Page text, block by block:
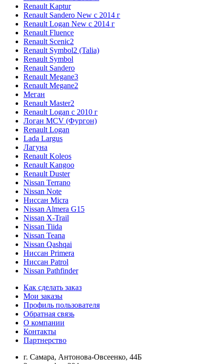
Renault Kaptur
Renault Sandero New с 2014 г
Renault Logan New с 2014 г
Renault Fluence
Renault Scenic2
Renault Symbol2 (Talia)
Renault Symbol
Renault Sandero
Renault Megane3
Renault Megane2
Меган
Renault Master2
Renault Logan c 2010 г
Логан МСV (Фургон)
Renault Logan
Lada Largus
Лагуна
Renault Koleos
Renault Kangoo
Renault Duster
Nissan Terrano
Nissan Note
Ниссан Micra
Nissan Almera G15
Nissan X-Trail
Nissan Tiida
Nissan Teana
Nissan Qashqai
Ниссан Primera
Ниссан Patrol
Nissan Pathfinder
Как сделать заказ
Мои заказы
Профиль пользователя
Обратная связь
О компании
Контакты
Партнерство
г. Самара, Антонова-Овсеенко, 44Б